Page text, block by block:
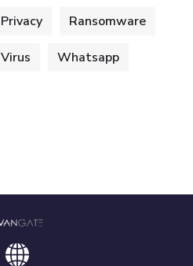
Privacy Ransomware
Virus Whatsapp